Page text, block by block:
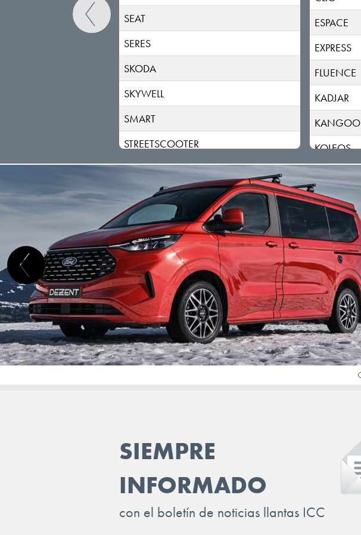
SEAT
SERES
SKODA
SKYWELL
SMART
STREETSCOOTER
SUBARU
SUZUKI
TESLA
TOGG
TOYOTA
TRAILER
VINFAST
VOLKSWAGEN
VOLVO
ZEEKR
ESPACE
EXPRESS
FLUENCE
KADJAR
KANGOO
KOLEOS
LAGUNA
LATITUDE
MASTER
MEGANE
MODUS
RAFALE
RAPID
SCENIC
TWINGO
SIEMPRE
INFORMADO
con el boletín de noticias llantas ICC